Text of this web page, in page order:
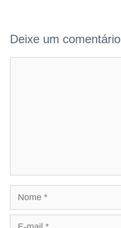
Deixe um comentário
Nome